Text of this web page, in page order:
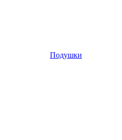
Подушки